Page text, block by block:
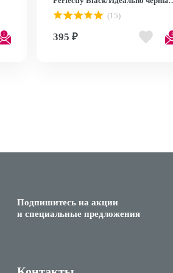
60
(15)
395 ₽
Подпишитесь на акции
и специальные предложения